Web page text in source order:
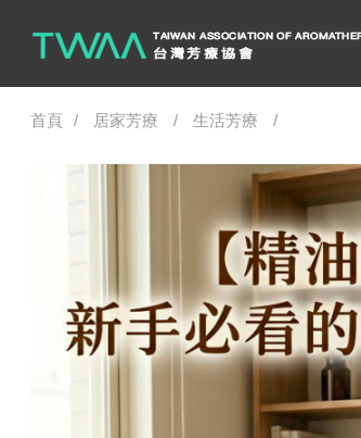
首頁 居家芳療 生活芳療